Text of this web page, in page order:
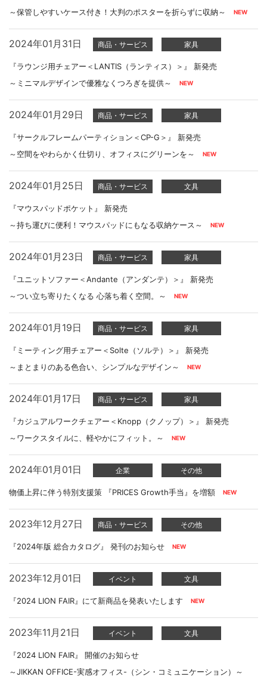
～保管しやすいケース付き！大判のポスターを折らずに収納～
2024年01月31日 商品・サービス 家具
『ラウンジ用チェアー＜LANTIS（ランティス）＞』 新発売
～ミニマルデザインで優雅なくつろぎを提供～
2024年01月29日 商品・サービス 家具
『サークルフレームパーティション＜CP-G＞』 新発売
～空間をやわらかく仕切り、オフィスにグリーンを～
2024年01月25日 商品・サービス 文具
『マウスパッドポケット』 新発売
～持ち運びに便利！マウスパッドにもなる収納ケース～
2024年01月23日 商品・サービス 家具
『ユニットソファー＜Andante（アンダンテ）＞』 新発売
～つい立ち寄りたくなる 心落ち着く空間。～
2024年01月19日 商品・サービス 家具
『ミーティング用チェアー＜Solte（ソルテ）＞』 新発売
～まとまりのある色合い、シンプルなデザイン～
2024年01月17日 商品・サービス 家具
『カジュアルワークチェアー＜Knopp（クノップ）＞』 新発売
～ワークスタイルに、軽やかにフィット。～
2024年01月01日 企業 その他
物価上昇に伴う特別支援策 『PRICES Growth手当』を増額
2023年12月27日 商品・サービス その他
『2024年版 総合カタログ』 発刊のお知らせ
2023年12月01日 イベント 文具
『2024 LION FAIR』にて新商品を発表いたします
2023年11月21日 イベント 文具
『2024 LION FAIR』 開催のお知らせ
～JIKKAN OFFICE-実感オフィス-（シン・コミュニケーション）～